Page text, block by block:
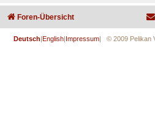
Foren-Übersicht
Deutsch|English|Impressum| © 2009 Pelikan